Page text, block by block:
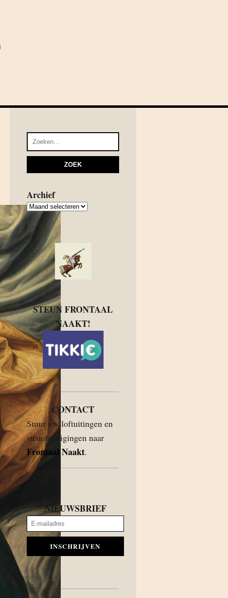
Archief
Archief
STEUN FRONTAAL
NAAKT!
CONTACT
Stuur uw loftuitingen en
steunbetuigingen naar
Frontaal Naakt.
NIEUWSBRIEF
INSCHRIJVEN